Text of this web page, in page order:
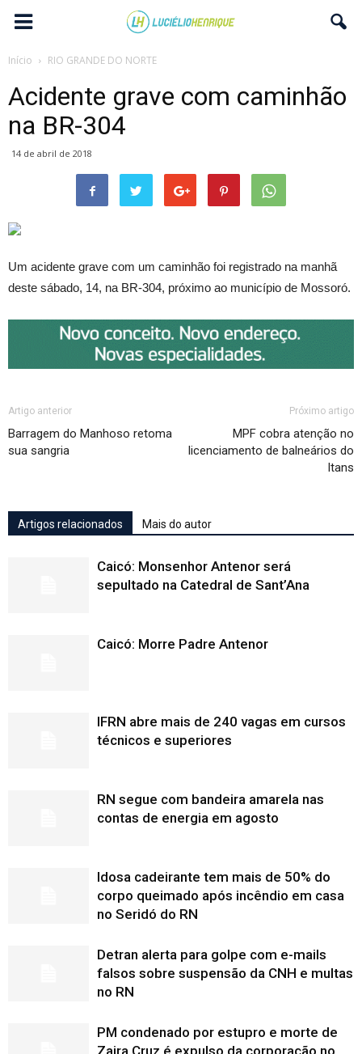
Início RIO GRANDE DO NORTE
Acidente grave com caminhão
na BR-304
14 de abril de 2018
Um acidente grave com um caminhão foi registrado na manhã
deste sábado, 14, na BR-304, próximo ao município de Mossoró.
Artigo anterior
Barragem do Manhoso retoma
sua sangria
Próximo artigo
MPF cobra atenção no
licenciamento de balneários do
Itans
Artigos relacionados Mais do autor
Caicó: Monsenhor Antenor será
sepultado na Catedral de Sant’Ana
Caicó: Morre Padre Antenor
IFRN abre mais de 240 vagas em cursos
técnicos e superiores
RN segue com bandeira amarela nas
contas de energia em agosto
Idosa cadeirante tem mais de 50% do
corpo queimado após incêndio em casa
no Seridó do RN
Detran alerta para golpe com e-mails
falsos sobre suspensão da CNH e multas
no RN
PM condenado por estupro e morte de